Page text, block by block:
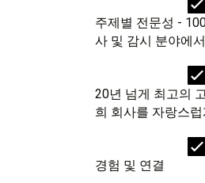
주제별 전문성 -
사 및 감시 분야에
20년 넘게 최고의
희 회사를 자랑스
경험 및 연결